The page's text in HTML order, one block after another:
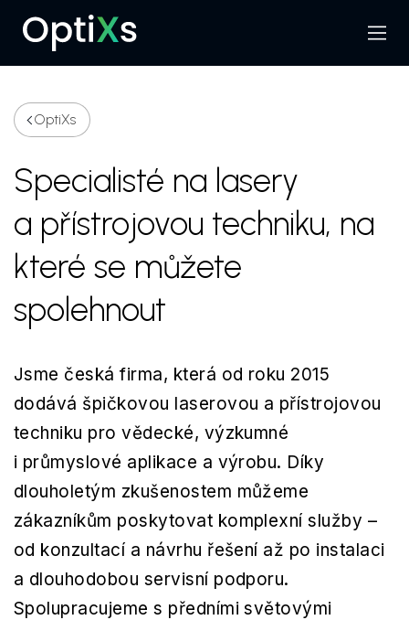
Hledat
Menu
OptiXs
Specialisté na lasery
a přístrojovou techniku, na
které se můžete
spolehnout
Jsme česká firma, která od roku 2015
dodává špičkovou laserovou a přístrojovou
techniku pro vědecké, výzkumné
i průmyslové aplikace a výrobu. Díky
dlouholetým zkušenostem můžeme
zákazníkům poskytovat komplexní služby –
od konzultací a návrhu řešení až po instalaci
a dlouhodobou servisní podporu.
Spolupracujeme s předními světovými